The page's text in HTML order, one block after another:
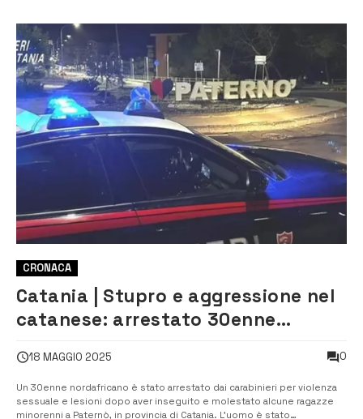
CRONACA
Catania | Stupro e aggressione nel
catanese: arrestato 30enne
18 MAGGIO 2025 0
Un 30enne nordafricano è stato arrestato dai carabinieri per violenza
sessuale e lesioni dopo aver inseguito e molestato alcune ragazze
minorenni a Paternò, in provincia di Catania. L’uomo è stato